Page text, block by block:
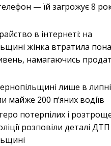
— їй загрожує 8
в інтернеті: на
жінка втратила
намагаючись
лише в липні
майже 200 п’яних водіїв
потерпілих і
розповіли деталі